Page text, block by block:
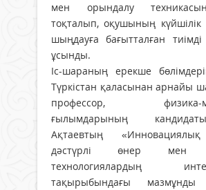
мен орындалу
тоқталып, оқушының күйшілік
шыңдауға бағытталған тиімді
ұсынды.
Іс-шараның ерекше
Түркістан қаласынан арнайы
профессор, физика-
ғылымдарының
Ақтаевтың
дәстүрлі өнер мен
технологиялардың
тақырыбындағы мазмұнды